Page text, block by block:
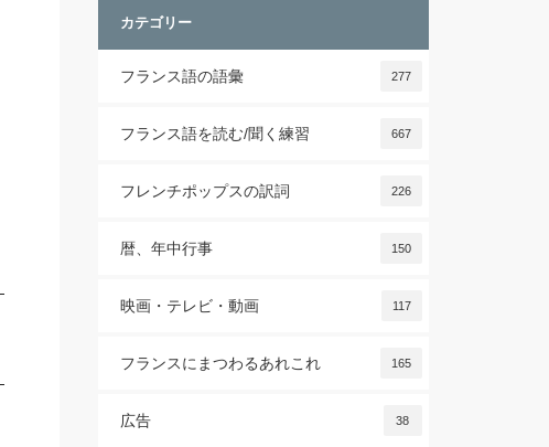
カテゴリー
フランス語の語彙 277
フランス語を読む/聞く練習 667
フレンチポップスの訳詞 226
暦、年中行事 150
映画・テレビ・動画 117
フランスにまつわるあれこれ 165
広告 38